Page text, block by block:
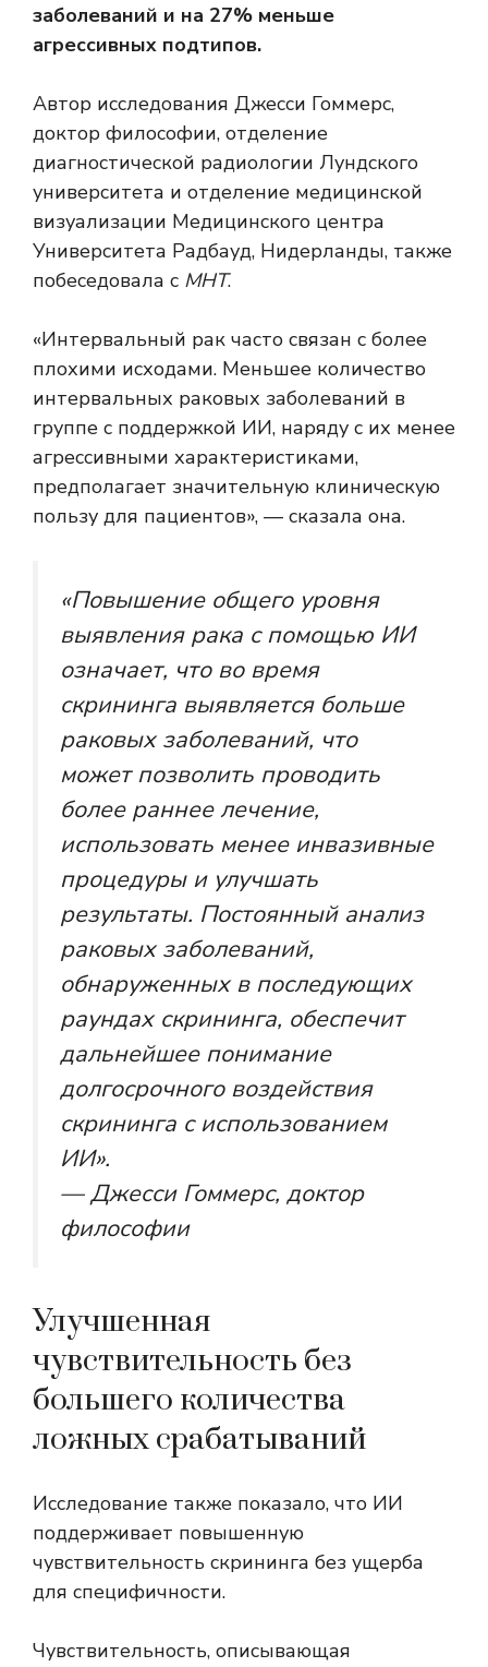
заболеваний и на 27% меньше
агрессивных подтипов.
Автор исследования Джесси Гоммерс,
доктор философии, отделение
диагностической радиологии Лундского
университета и отделение медицинской
визуализации Медицинского центра
Университета Радбауд, Нидерланды, также
побеседовала с МНТ.
«Интервальный рак часто связан с более
плохими исходами. Меньшее количество
интервальных раковых заболеваний в
группе с поддержкой ИИ, наряду с их менее
агрессивными характеристиками,
предполагает значительную клиническую
пользу для пациентов», — сказала она.
«Повышение общего уровня
выявления рака с помощью ИИ
означает, что во время
скрининга выявляется больше
раковых заболеваний, что
может позволить проводить
более раннее лечение,
использовать менее инвазивные
процедуры и улучшать
результаты. Постоянный анализ
раковых заболеваний,
обнаруженных в последующих
раундах скрининга, обеспечит
дальнейшее понимание
долгосрочного воздействия
скрининга с использованием
ИИ».
— Джесси Гоммерс, доктор
философии
Улучшенная
чувствительность без
большего количества
ложных срабатываний
Исследование также показало, что ИИ
поддерживает повышенную
чувствительность скрининга без ущерба
для специфичности.
Чувствительность, описывающая